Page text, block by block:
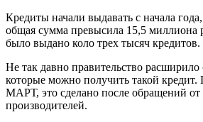
Кредиты начали выдавать с начала
общая сумма превысила 15,5 миллиона
было выдано коло трех тысяч кредитов.
Не так давно правительство расширило
которые можно получить такой кредит.
МАРТ, это сделано после обращений от
производителей.